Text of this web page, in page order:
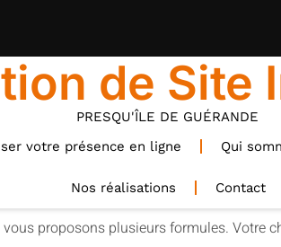
de Site
PRESQU'ÎLE DE GUÉRANDE
votre présence en ligne Qui
Nos réalisations Contact
proposons plusieurs formules. Votre